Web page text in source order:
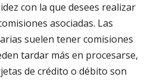
con la que desees realizar
asociadas. Las
suelen tener comisiones
tardar más en procesarse,
de crédito o débito son